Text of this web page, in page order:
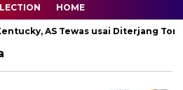
HOME
AS Tewas usai Diterjang